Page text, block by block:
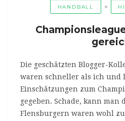
HANDBALL
Die geschätzten Blogger-
waren schneller als ich und
Einschätzungen zum
gegeben. Schade, kann man
Flensburgern waren wohl